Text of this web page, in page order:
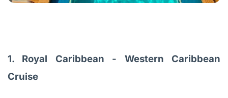
1. Royal Caribbean - Western Caribbean
Cruise